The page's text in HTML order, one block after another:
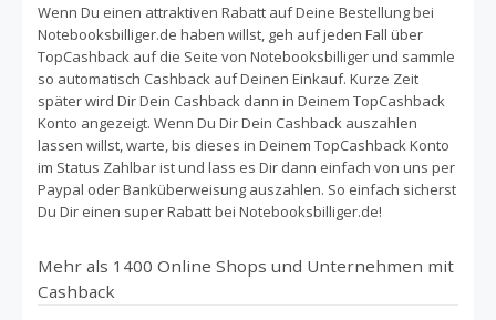
Wenn Du einen attraktiven Rabatt auf Deine Bestellung bei
Notebooksbilliger.de haben willst, geh auf jeden Fall über
TopCashback auf die Seite von Notebooksbilliger und sammle
so automatisch Cashback auf Deinen Einkauf. Kurze Zeit
später wird Dir Dein Cashback dann in Deinem TopCashback
Konto angezeigt. Wenn Du Dir Dein Cashback auszahlen
lassen willst, warte, bis dieses in Deinem TopCashback Konto
im Status Zahlbar ist und lass es Dir dann einfach von uns per
Paypal oder Banküberweisung auszahlen. So einfach sicherst
Du Dir einen super Rabatt bei Notebooksbilliger.de!
Mehr als 1400 Online Shops und Unternehmen mit
Cashback